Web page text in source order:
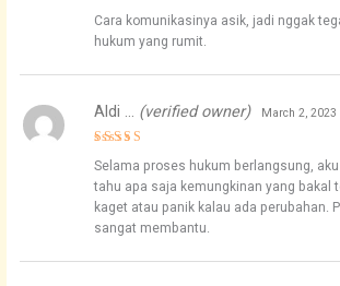
out of 5
Cara komunikasinya asik, jadi nggak
hukum yang rumit.
out of 5
Aldi … (verified owner) March 2, 2023
Selama proses hukum berlangsung,
tahu apa saja kemungkinan yang bakal
kaget atau panik kalau ada perubahan.
sangat membantu.